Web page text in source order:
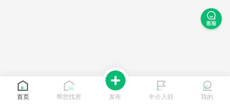
首页 帮您找房 发布 中介入驻 我的